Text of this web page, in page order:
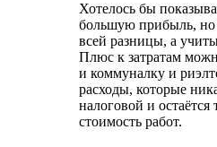
Хотелось бы
большую прибыль, но
всей разницы, а
Плюс к затратам
и коммуналку и
расходы, которые
налоговой и остаётся
стоимость работ.